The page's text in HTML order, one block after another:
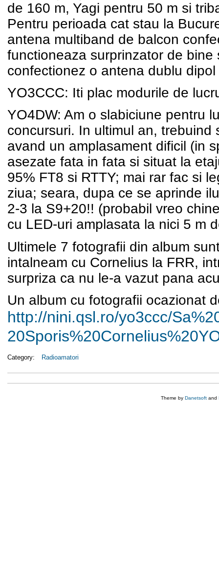
de 160 m, Yagi pentru 50 m si
Pentru perioada cat stau la
antena multiband de balcon
functioneaza surprinzator de
confectionez o antena dublu
YO3CCC: Iti plac modurile de
YO4DW: Am o slabiciune pentru
concursuri. In ultimul an,
avand un amplasament dificil (in
asezate fata in fata si situat la
95% FT8 si RTTY; mai rar fac si
ziua; seara, dupa ce se aprinde
2-3 la S9+20!! (probabil vreo
cu LED-uri amplasata la nici 5 m
Ultimele 7 fotografii din album
intalneam cu Cornelius la FRR,
surpriza ca nu le-a vazut pana
Un album cu fotografii ocazionat
http://nini.qsl.ro/yo3ccc/Sa%
Category: Radioamatori
Theme by Danetsoft and